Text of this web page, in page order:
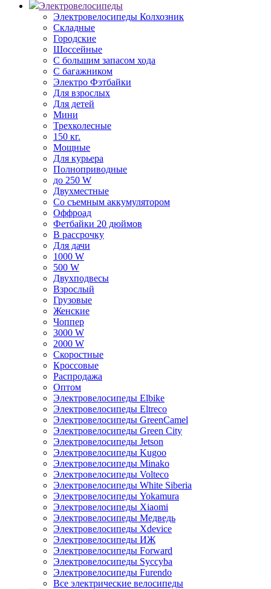
Электровелосипеды
Электровелосипеды Колхозник
Складные
Городские
Шоссейные
С большим запасом хода
С багажником
Электро Фэтбайки
Для взрослых
Для детей
Мини
Трехколесные
150 кг.
Мощные
Для курьера
Полноприводные
до 250 W
Двухместные
Со съемным аккумулятором
Оффроад
Фетбайки 20 дюймов
В рассрочку
Для дачи
1000 W
500 W
Двухподвесы
Взрослый
Грузовые
Женские
Чоппер
3000 W
2000 W
Скоростные
Кроссовые
Распродажа
Оптом
Электровелосипеды Elbike
Электровелосипеды Eltreco
Электровелосипеды GreenCamel
Электровелосипеды Green City
Электровелосипеды Jetson
Электровелосипеды Kugoo
Электровелосипеды Minako
Электровелосипеды Volteco
Электровелосипеды White Siberia
Электровелосипеды Yokamura
Электровелосипеды Xiaomi
Электровелосипеды Медведь
Электровелосипеды Xdevice
Электровелосипеды ИЖ
Электровелосипеды Forward
Электровелосипеды Syccyba
Электровелосипеды Furendo
Все электрические велосипеды